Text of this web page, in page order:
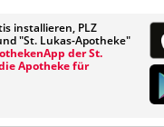
installieren, PLZ
"St. Lukas-Apotheke"
der St.
Apotheke für